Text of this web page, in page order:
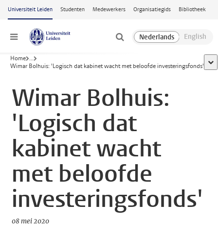
Ga naar hoofdinhoud
Universiteit Leiden Studenten Medewerkers Organisatiegids Bibliotheek
Menu
Home ...
Wimar Bolhuis: 'Logisch dat kabinet wacht met beloofde investeringsfonds'
Wimar Bolhuis:
'Logisch dat
kabinet wacht
met beloofde
investeringsfonds'
08 mei 2020